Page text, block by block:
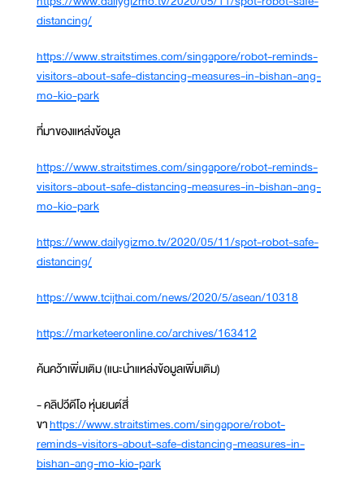
distancing/
https://www.straitstimes.com/singapore/robot-reminds-
visitors-about-safe-distancing-measures-in-bishan-ang-
mo-kio-park
ที่มาของแหล่งข้อมูล
https://www.straitstimes.com/singapore/robot-reminds-
visitors-about-safe-distancing-measures-in-bishan-ang-
mo-kio-park
https://www.dailygizmo.tv/2020/05/11/spot-robot-safe-
distancing/
https://www.tcijthai.com/news/2020/5/asean/10318
https://marketeeronline.co/archives/163412
ค้นคว้าเพิ่มเติม (แนะนำแหล่งข้อมูลเพิ่มเติม)
- คลิปวีดีโอ หุ่นยนต์สี่
ขาhttps://www.straitstimes.com/singapore/robot-
reminds-visitors-about-safe-distancing-measures-in-
bishan-ang-mo-kio-park